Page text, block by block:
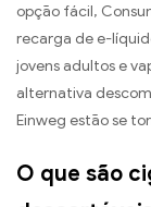
opção fácil,
recarga de e-
jovens adultos e
alternativa
Einweg estão se
O que são